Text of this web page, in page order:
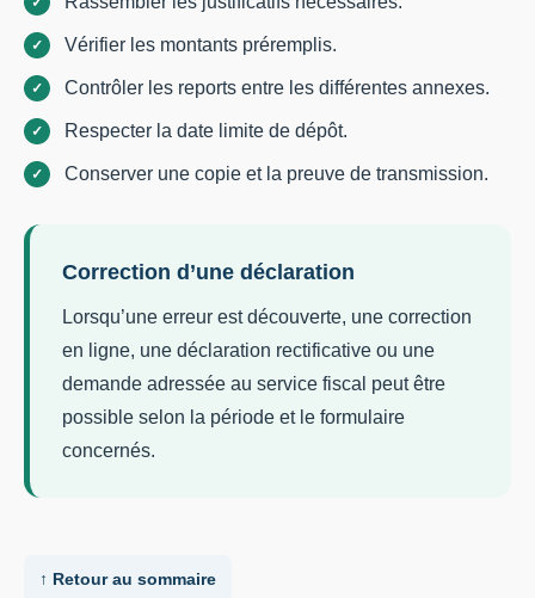
Vérifier les montants préremplis.
Contrôler les reports entre les différentes annexes.
Respecter la date limite de dépôt.
Conserver une copie et la preuve de transmission.
Correction d’une déclaration
Lorsqu’une erreur est découverte, une correction
en ligne, une déclaration rectificative ou une
demande adressée au service fiscal peut être
possible selon la période et le formulaire
concernés.
↑ Retour au sommaire